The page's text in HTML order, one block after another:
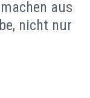
aus
nicht nur